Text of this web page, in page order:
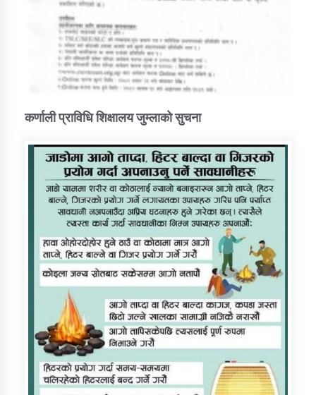
कर्णाली प्राविधि शिक्षालय जुम्लाको सुचना